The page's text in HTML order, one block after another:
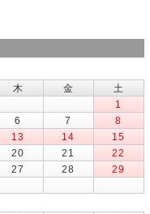
木 金
土
1
6 7
8
13 14
15
20 21
22
27 28
29